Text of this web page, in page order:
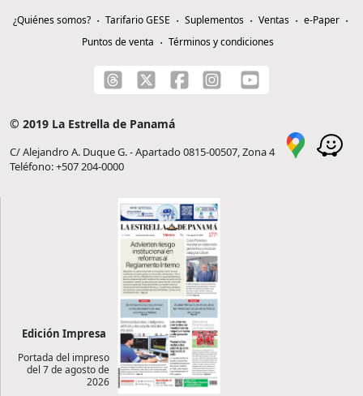
¿Quiénes somos? Tarifario GESE Suplementos Ventas
e-Paper
Puntos de venta
Términos y condiciones
© 2019 La Estrella de Panamá
C/ Alejandro A. Duque G. - Apartado 0815-00507, Zona 4
Teléfono: +507 204-0000
Edición Impresa
Portada del impreso
del 7 de agosto de
2026